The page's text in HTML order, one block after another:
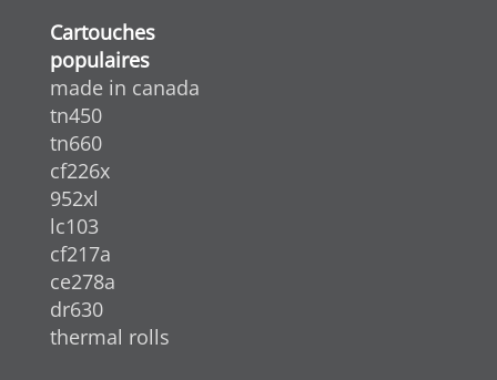
Cartouches
populaires
made in canada
tn450
tn660
cf226x
952xl
lc103
cf217a
ce278a
dr630
thermal rolls